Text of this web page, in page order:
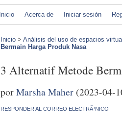
Inicio Acerca de Iniciar sesión
Inicio > Análisis del uso de espacios
Bermain Harga Produk Nasa
3 Alternatif Metode
porMarsha Maher (2023-04-
RESPONDER AL CORREO ELECTRÃ³NICO